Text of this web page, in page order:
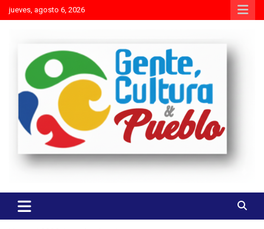
Skip
to
jueves, agosto 6, 2026
Gente Cultura y Pueblo